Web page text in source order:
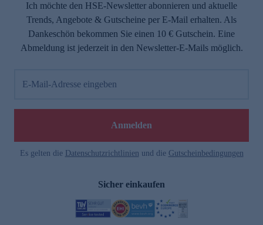
Ich möchte den HSE-Newsletter abonnieren und aktuelle
Trends, Angebote & Gutscheine per E-Mail erhalten. Als
Dankeschön bekommen Sie einen 10 € Gutschein. Eine
Abmeldung ist jederzeit in den Newsletter-E-Mails möglich.
E-Mail-Adresse eingeben
Anmelden
Es gelten die Datenschutzrichtlinien und die Gutscheinbedingungen
Sicher einkaufen